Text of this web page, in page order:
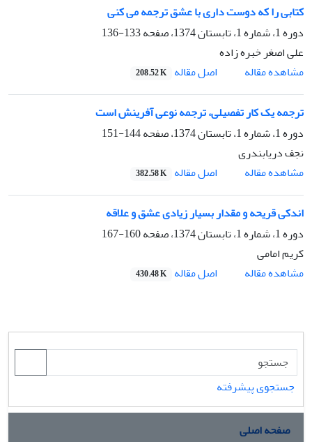
کتابی را که دوست داری با عشق ترجمه می کنی
دوره 1، شماره 1، تابستان 1374، صفحه
133-136
علی اصغر خبره زاده
مشاهده مقاله
اصل مقاله 208.52 K
ترجمه یک کار تفصیلی، ترجمه نوعی آفرینش است
دوره 1، شماره 1، تابستان 1374، صفحه
144-151
نجف دریابندری
مشاهده مقاله
اصل مقاله 382.58 K
اندکی قریحه و مقدار بسیار زیادی عشق و علاقه
دوره 1، شماره 1، تابستان 1374، صفحه
160-167
کریم امامی
مشاهده مقاله
اصل مقاله 430.48 K
جستجوی پیشرفته
صفحه اصلی